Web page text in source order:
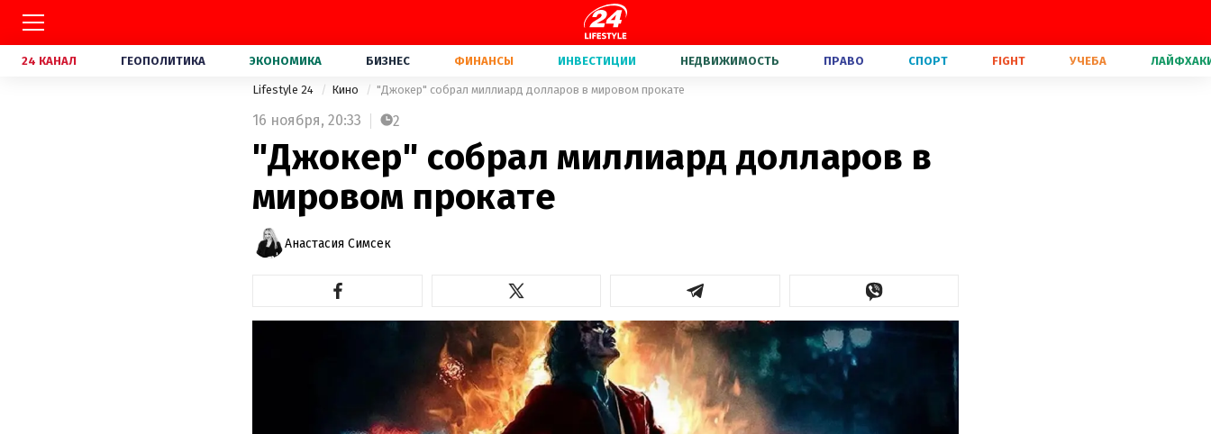
24 КАНАЛ ГЕОПОЛИТИКА ЭКОНОМИКА БИЗНЕС ФИНАНСЫ ИНВЕСТИЦИИ НЕДВИЖИМОСТЬ ПРАВО СПОРТ FIGHT УЧЕБА
Lifestyle 24 Кино "Джокер" собрал миллиард долларов в мировом прокате
16 ноября, 20:33 2
"Джокер" собрал миллиард долларов в
мировом прокате
Анастасия Симсек